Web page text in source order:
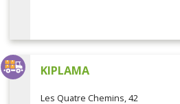
KIPLAMA
Les Quatre Chemins, 42